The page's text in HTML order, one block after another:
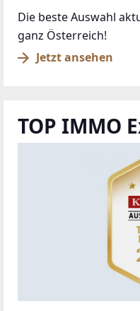
Die beste Auswahl
ganz Österreich!
Jetzt ansehen
TOP IMMO